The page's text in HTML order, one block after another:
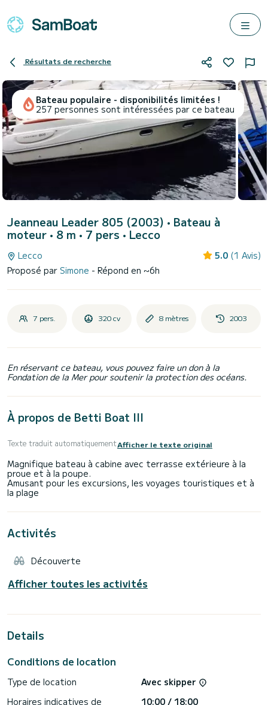
Résultats de recherche
Bateau populaire - disponibilités limitées !
257 personnes sont intéressées par ce bateau
Jeanneau Leader 805 (2003) • Bateau à
moteur • 8 m • 7 pers • Lecco
Lecco 5.0 (1 Avis)
Proposé par Simone - Répond en ~6h
7 pers. 320 cv 8 mètres 2003
En réservant ce bateau, vous pouvez faire un don à la
Fondation de la Mer pour soutenir la protection des océans.
À propos de Betti Boat III
Texte traduit automatiquementAfficher le texte original
Magnifique bateau à cabine avec terrasse extérieure à la
proue et à la poupe.
Amusant pour les excursions, les voyages touristiques et à
Activités
Découverte
Afficher toutes les activités
Details
Conditions de location
Type de location
Avec skipper
Horaires indicatives de
10:00 / 18:00